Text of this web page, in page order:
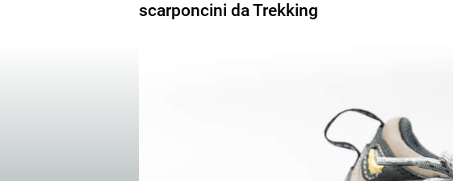
scarponcini da Trekking